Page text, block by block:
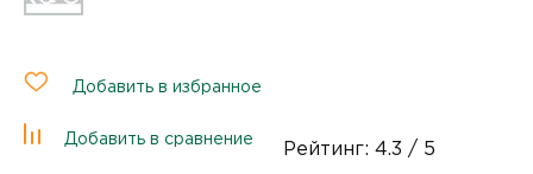
Добавить в избранное
Добавить в сравнение
Рейтинг: 4.3 / 5